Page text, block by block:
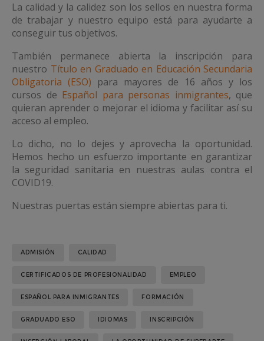
La calidad y la calidez son los sellos en nuestra forma
de trabajar y nuestro equipo está para ayudarte a
conseguir tus objetivos.
También permanece abierta la inscripción para
nuestro Título en Graduado en Educación Secundaria
Obligatoria (ESO) para mayores de 16 años y los
cursos de Español para personas inmigrantes, que
quieran aprender o mejorar el idioma y facilitar así su
acceso al empleo.
Lo dicho, no lo dejes y aprovecha la oportunidad.
Hemos hecho un esfuerzo importante en garantizar
la seguridad sanitaria en nuestras aulas contra el
COVID19.
Nuestras puertas están siempre abiertas para ti.
ADMISIÓN CALIDAD
CERTIFICADOS DE PROFESIONALIDAD EMPLEO
ESPAÑOL PARA INMIGRANTES FORMACIÓN
GRADUADO ESO IDIOMAS INSCRIPCIÓN